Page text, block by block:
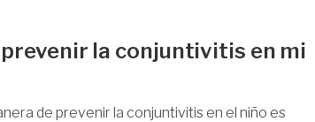
prevenir la conjuntivitis en mi
de prevenir la conjuntivitis en el niño es